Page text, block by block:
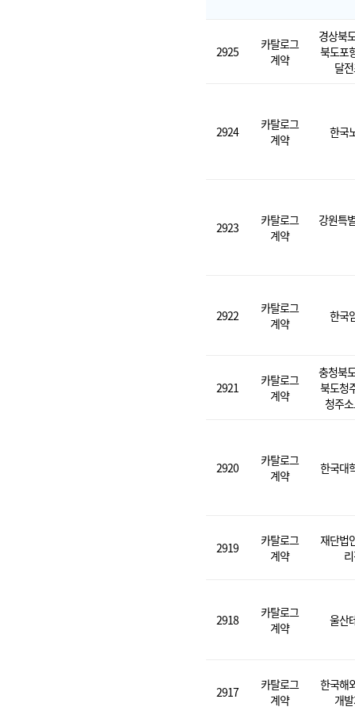
2925
카탈로그
계약
경상북
북도포
달
2924
카탈로그
계약
한국
2923
카탈로그
계약
강원특
2922
카탈로그
계약
한국
2921
카탈로그
계약
충청북
북도청
청주
2920
카탈로그
계약
한국대
2919
카탈로그
계약
재단법
2918
카탈로그
계약
울산
2917
카탈로그
계약
한국해
개